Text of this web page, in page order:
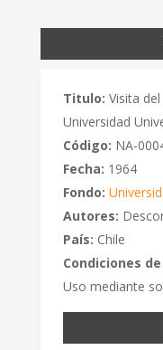
Titulo: Visita
Universidad
Código: NA-
Fecha: 1964
Fondo:
Autores:
País: Chile
Condiciones
Uso mediante